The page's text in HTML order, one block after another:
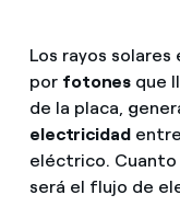
Los rayos
por fotones que
de la placa,
electricidadentre
eléctrico. Cuanto
será el flujo de